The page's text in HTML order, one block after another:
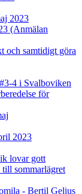
2023
(Anmälan
och samtidigt göra
4 i Svalboviken
för
2023
lovar gott
sommarlägret
- Bertil Gelius